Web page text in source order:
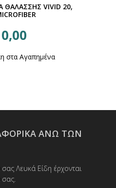
ΘΑΛΑΣΣΗΣ VIVID 20,
το
Οι
μπορούν
σελίδα
του
στα Αγαπημένα
ΑΝΩ ΤΩΝ
Λευκά Είδη έρχονται
σας.